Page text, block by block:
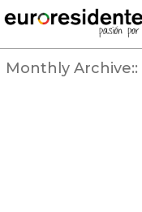
Monthly Archive::